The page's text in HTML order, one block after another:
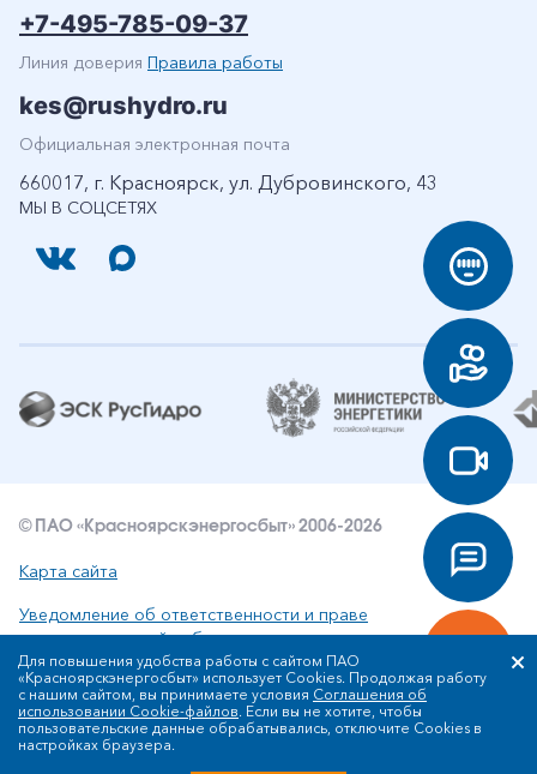
МЫ В СОЦСЕТЯХ
+7-495-785-09-37
Линия доверия Правила работы
kes@rushydro.ru
Официальная электронная почта
660017, г. Красноярск, ул. Дубровинского, 43
© ПАО «Красноярскэнергосбыт» 2006-2026
Карта сайта
Уведомление об ответственности и праве
интеллектуальной собственности
Политика ПАО «Красноярскэнергосбыт» в отношении
обработки персональных данных
Для повышения удобства работы с сайтом ПАО
«Красноярскэнергосбыт» использует Cookies. Продолжая работу
с нашим сайтом, вы принимаете условия Соглашения об
использовании Cookie-файлов. Если вы не хотите, чтобы
пользовательские данные обрабатывались, отключите Cookies в
настройках браузера.